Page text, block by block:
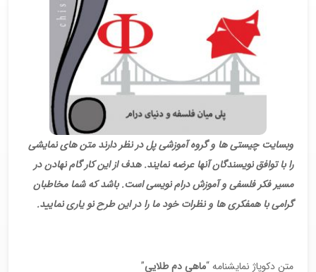
وبسایت چیستی ها و گروه آموزشی پل در نظر دارند متن های نمایشی
را با توافق نویسندگان آنها عرضه نمایند. هدف از این کار گام نهادن در
مسیر فکر فلسفی و آموزش درام نویسی است. باشد که شما مخاطبان
گرامی با همفکری ها و نظرات خود ما را در این طرح نو یاری نمایید.
متن دکوپاژ نمایشنامه “ماهی دم طلایی”